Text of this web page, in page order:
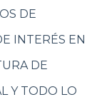
DE
INTERÉS EN
DE
Y TODO LO